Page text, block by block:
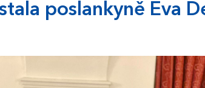
poslankyně Eva